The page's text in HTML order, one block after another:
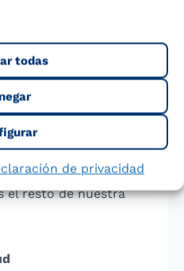
todas
de privacidad
acto de nutrición, sino
poderosa para
hijo y fomentar la
días de vida.
que visites a
Puleva de
el resto de nuestra